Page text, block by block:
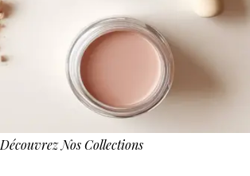
Découvrez Nos Collections